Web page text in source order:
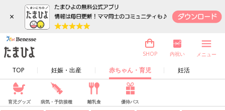
×
TOP 妊娠・出産 赤ちゃん・育児 妊活
SHOP 内祝い メニュー
育児グッズ 病気・予防接種 離乳食 優待パス